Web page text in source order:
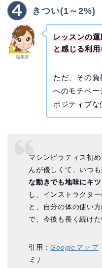
きつい(1～2%)
編集部
レッスンの
と感じる利
ただ、その
へのモチベー
ポジティブな
マシンピラティス初
んが優しくて、いつ
な動きでも地味にキツ
し、インストラクタ
と、自分の体の使い
で、今後も長く続け
引用：Googleマップ
ミ）